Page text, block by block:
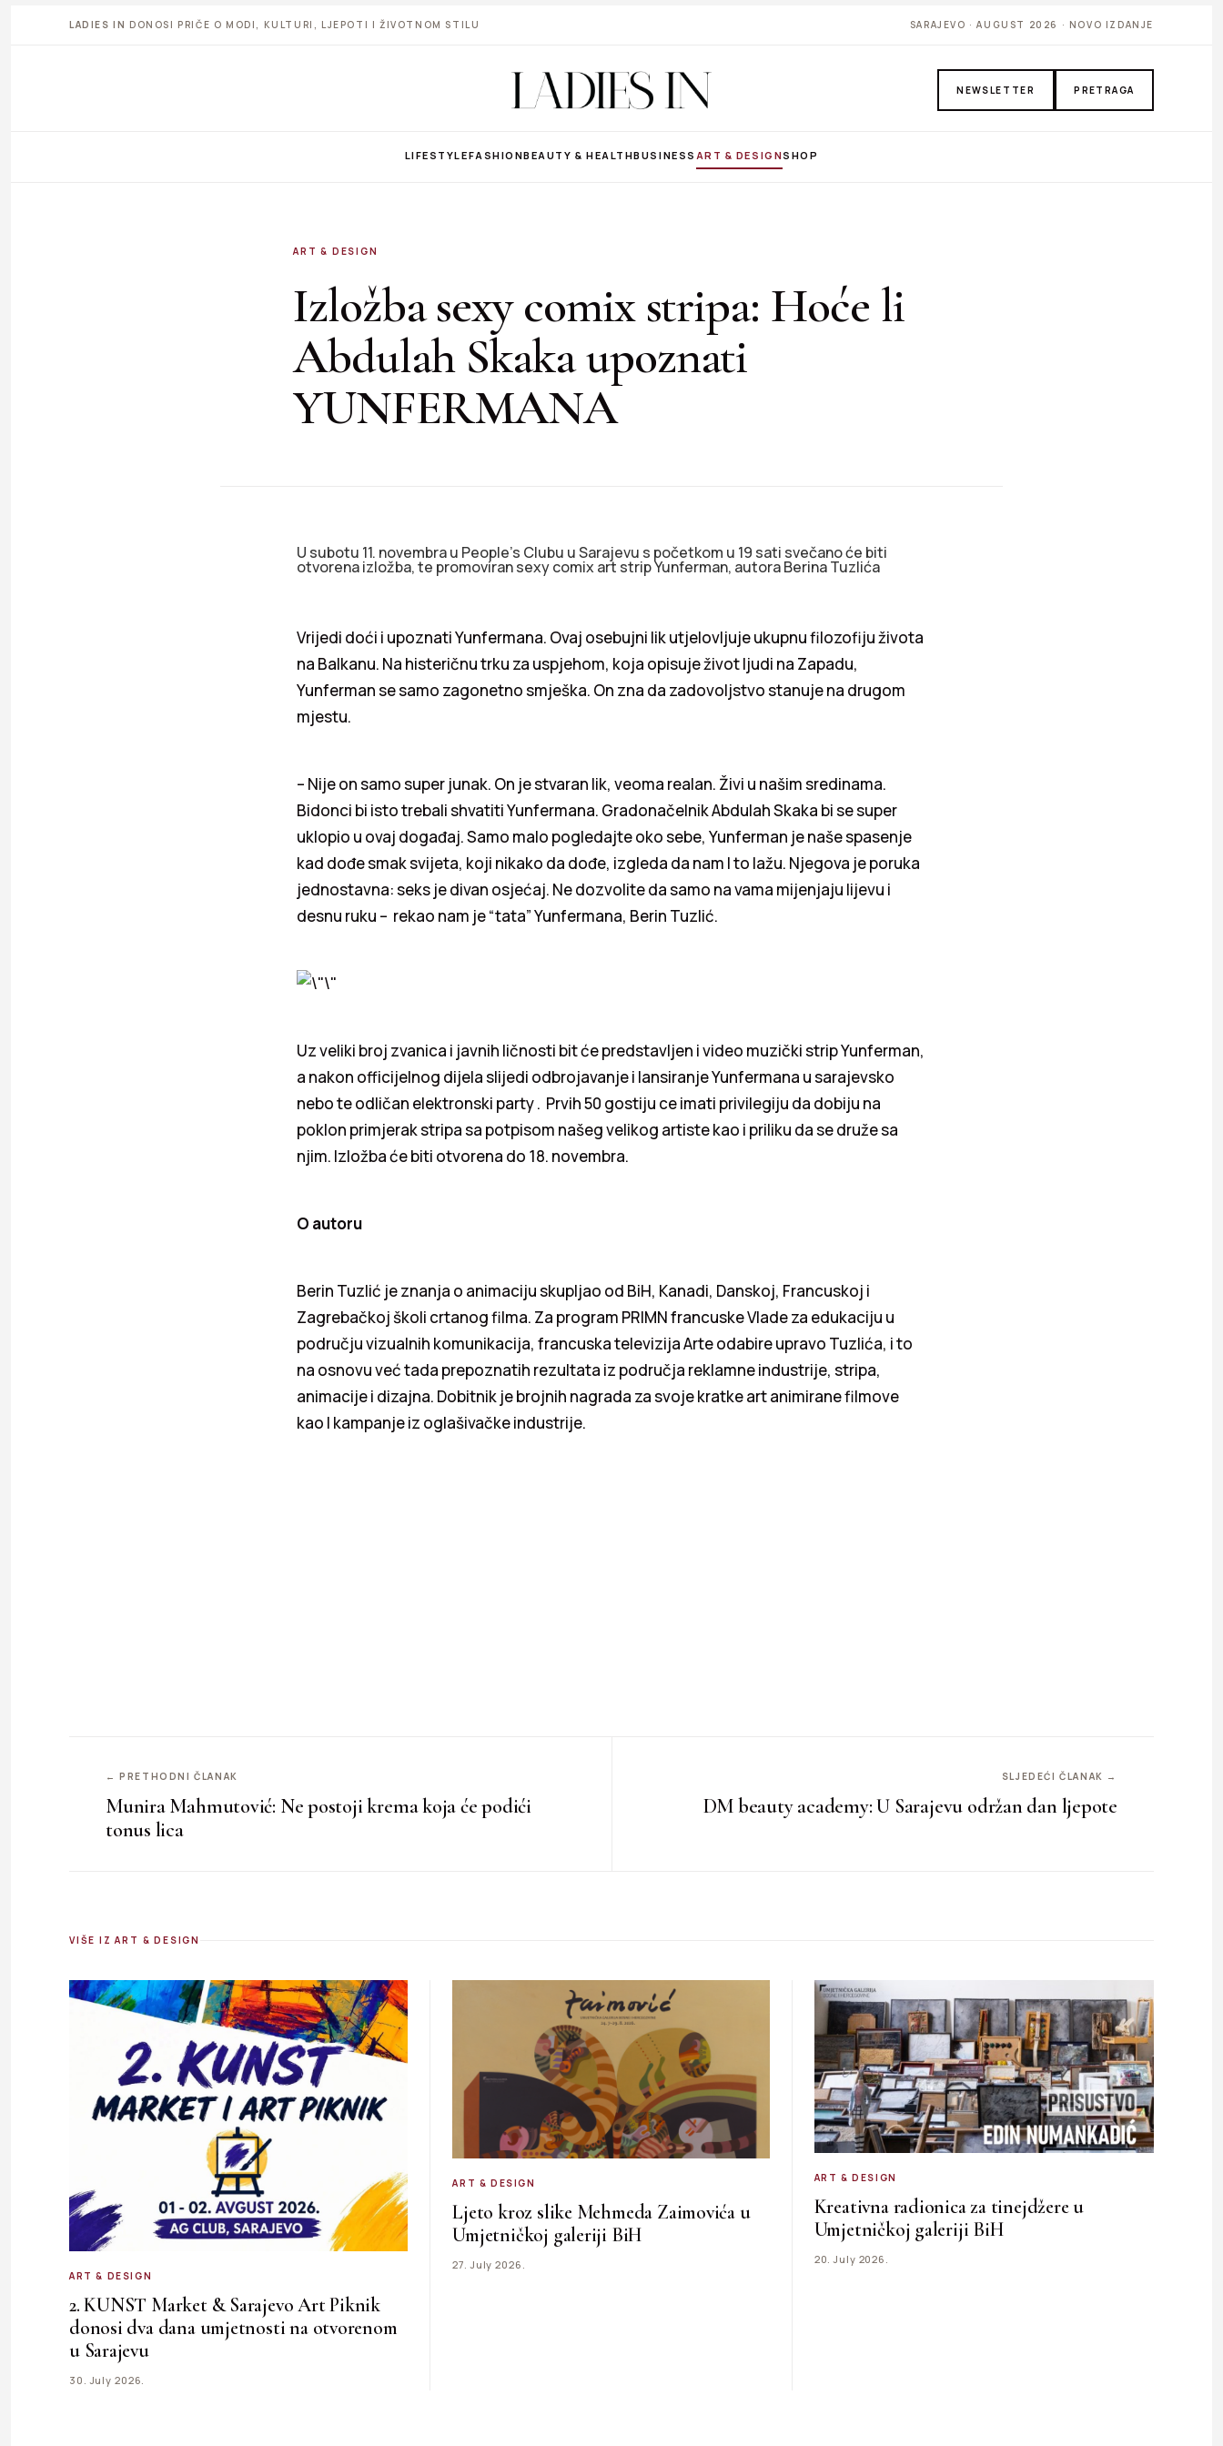
LADIES IN DONOSI PRIČE O MODI, KULTURI, LJEPOTI I ŽIVOTNOM STILU SARAJEVO · AUGUST 2026 · NOVO IZDANJE
NEWSLETTER PRETRAGA
LIFESTYLEFASHIONBEAUTY & HEALTHBUSINESS ART & DESIGNSHOP
ART & DESIGN
Izložba sexy comix stripa: Hoće li
Abdulah Skaka upoznati
YUNFERMANA
U subotu 11. novembra u People’s Clubu u Sarajevu s početkom u 19 sati svečano će biti
otvorena izložba, te promoviran sexy comix art strip Yunferman, autora Berina Tuzlića
Vrijedi doći i upoznati Yunfermana. Ovaj osebujni lik utjelovljuje ukupnu filozofiju života
na Balkanu. Na histeričnu trku za uspjehom, koja opisuje život ljudi na Zapadu,
Yunferman se samo zagonetno smješka. On zna da zadovoljstvo stanuje na drugom
mjestu.
– Nije on samo super junak. On je stvaran lik, veoma realan. Živi u našim sredinama.
Bidonci bi isto trebali shvatiti Yunfermana. Gradonačelnik Abdulah Skaka bi se super
uklopio u ovaj događaj. Samo malo pogledajte oko sebe, Yunferman je naše spasenje
kad dođe smak svijeta, koji nikako da dođe, izgleda da nam I to lažu. Njegova je poruka
jednostavna: seks je divan osjećaj. Ne dozvolite da samo na vama mijenjaju lijevu i
desnu ruku – rekao nam je “tata” Yunfermana, Berin Tuzlić.
Uz veliki broj zvanica i javnih ličnosti bit će predstavljen i video muzički strip Yunferman,
a nakon officijelnog dijela slijedi odbrojavanje i lansiranje Yunfermana u sarajevsko
nebo te odličan elektronski party . Prvih 50 gostiju ce imati privilegiju da dobiju na
poklon primjerak stripa sa potpisom našeg velikog artiste kao i priliku da se druže sa
njim. Izložba će biti otvorena do 18. novembra.
O autoru
Berin Tuzlić je znanja o animaciju skupljao od BiH, Kanadi, Danskoj, Francuskoj i
Zagrebačkoj školi crtanog filma. Za program PRIMN francuske Vlade za edukaciju u
području vizualnih komunikacija, francuska televizija Arte odabire upravo Tuzlića, i to
na osnovu već tada prepoznatih rezultata iz područja reklamne industrije, stripa,
animacije i dizajna. Dobitnik je brojnih nagrada za svoje kratke art animirane filmove
kao I kampanje iz oglašivačke industrije.
← PRETHODNI ČLANAK
Munira Mahmutović: Ne postoji krema koja će podići
tonus lica
SLJEDEĆI ČLANAK →
DM beauty academy: U Sarajevu održan dan ljepote
VIŠE IZ ART & DESIGN
ART & DESIGN
2. KUNST Market & Sarajevo Art Piknik
donosi dva dana umjetnosti na otvorenom
u Sarajevu
30. July 2026.
ART & DESIGN
Ljeto kroz slike Mehmeda Zaimovića u
Umjetničkoj galeriji BiH
27. July 2026.
ART & DESIGN
Kreativna radionica za tinejdžere u
Umjetničkoj galeriji BiH
20. July 2026.